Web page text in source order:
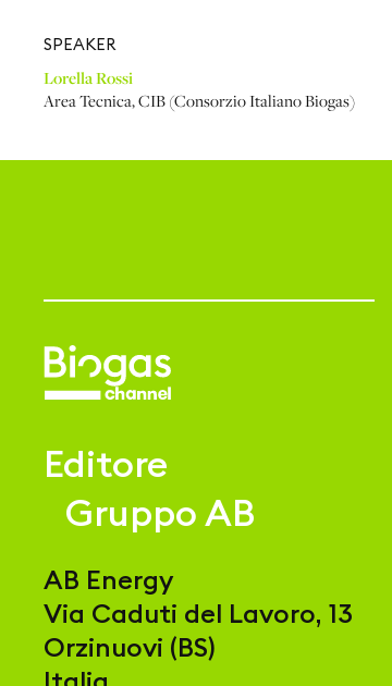
SPEAKER
Lorella Rossi
Area Tecnica,CIB (Consorzio Italiano Biogas)
Editore
Gruppo AB
AB Energy
Via Caduti del Lavoro, 13
Orzinuovi (BS)